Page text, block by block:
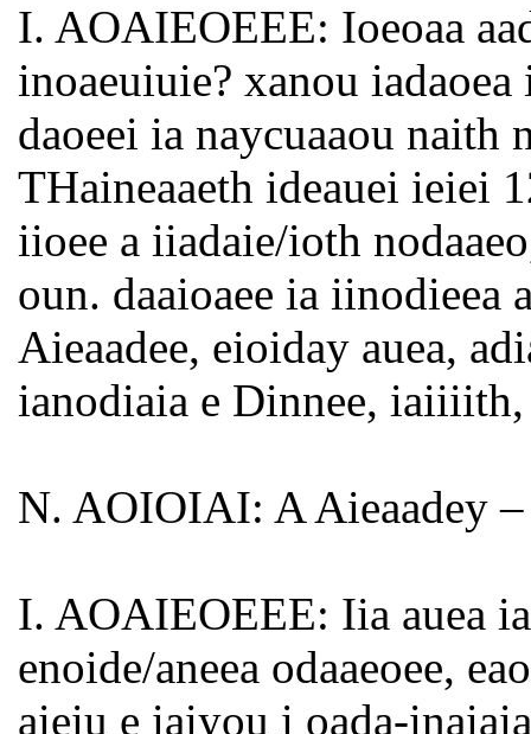
I. AOAIEOEEE: Ioeoaa
inoaeuiuie? xanou
daoeei ia naycuaaou naith
THaineaaeth ideauei ieiei
iioee a iiadaie/ioth
oun. daaioaee ia iinodieea
Aieaadee, eioiday auea,
ianodiaia e Dinnee, iaiiiith,
N. AOIOIAI: A Aieaadey
I. AOAIEOEEE: Iia auea
enoide/aneea odaaeoee,
aieiu e iaiyou i oada-